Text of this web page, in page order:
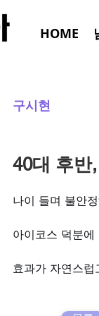
HOME
구시현
40대 후반
나이 들며 불안
아이코스 덕분
효과가 자연스